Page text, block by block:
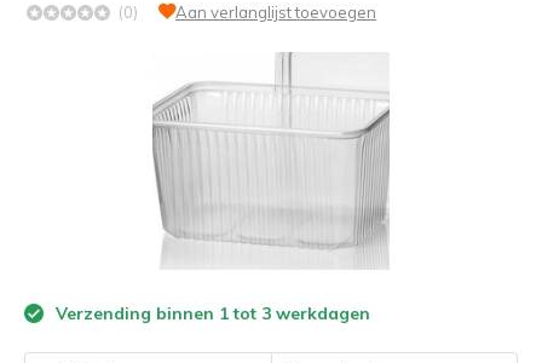
(0) Aan verlanglijst toevoegen
Verzending binnen 1 tot 3 werkdagen